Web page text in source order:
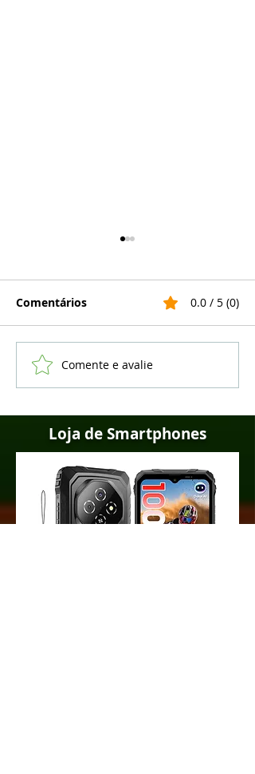
5 melhores celulares
Samsung Galaxy em
Comentários 0.0 / 5 (0)
Comente e avalie
Loja de Smartphones